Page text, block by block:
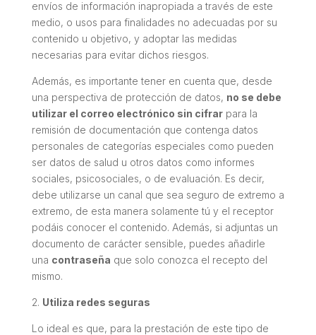
envíos de información inapropiada a través de este
medio, o usos para finalidades no adecuadas por su
contenido u objetivo, y adoptar las medidas
necesarias para evitar dichos riesgos.
Además, es importante tener en cuenta que, desde
una perspectiva de protección de datos, no se debe
utilizar el correo electrónico sin cifrarpara la
remisión de documentación que contenga datos
personales de categorías especiales como pueden
ser datos de salud u otros datos como informes
sociales, psicosociales, o de evaluación. Es decir,
debe utilizarse un canal que sea seguro de extremo a
extremo, de esta manera solamente tú y el receptor
podáis conocer el contenido. Además, si adjuntas un
documento de carácter sensible, puedes añadirle
una contraseña que solo conozca el recepto del
mismo.
2. Utiliza redes seguras
Lo ideal es que, para la prestación de este tipo de